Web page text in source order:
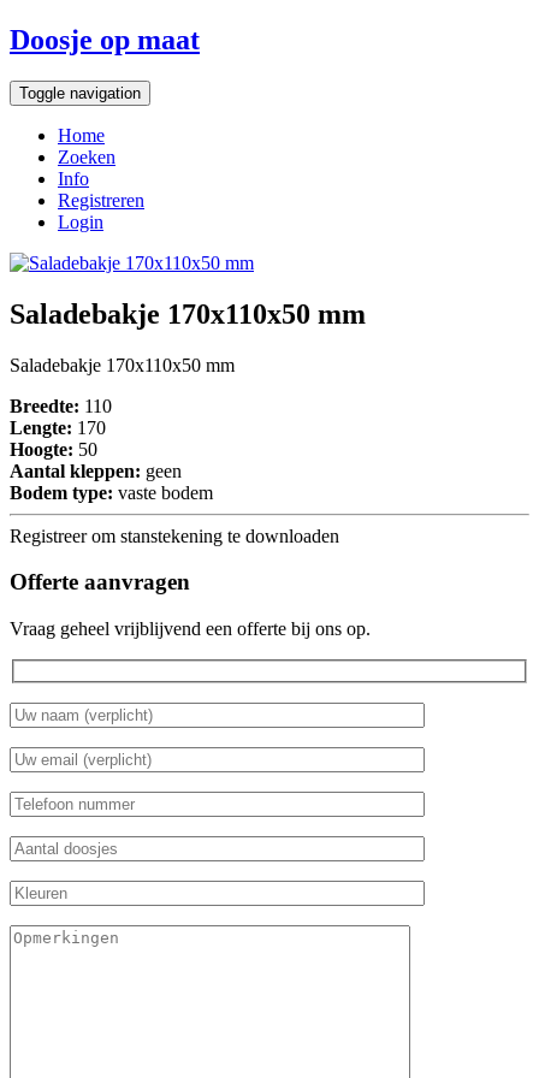
Doosje op maat
Toggle navigation
Home
Zoeken
Info
Registreren
Login
Saladebakje 170x110x50 mm
Saladebakje 170x110x50 mm
Breedte: 110
Lengte: 170
Hoogte: 50
Aantal kleppen: geen
Bodem type: vaste bodem
Registreer om stanstekening te downloaden
Offerte aanvragen
Vraag geheel vrijblijvend een offerte bij ons op.